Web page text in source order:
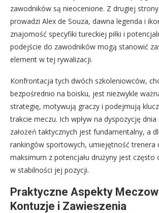
zawodników są nieocenione. Z drugiej
prowadzi Alex de Souza, dawna legenda i
znajomość specyfiki tureckiej piłki i
podejście do zawodników mogą stanowić
element w tej rywalizacji.
Konfrontacja tych dwóch szkoleniowców,
bezpośrednio na boisku, jest niezwykle
strategię, motywują graczy i podejmują
trakcie meczu. Ich wpływ na dyspozycję dnia
założeń taktycznych jest fundamentalny, a
rankingów sportowych, umiejętność trenera
maksimum z potencjału drużyny jest często
w stabilności jej pozycji.
Praktyczne Aspekty
Kontuzje i Zawieszenia